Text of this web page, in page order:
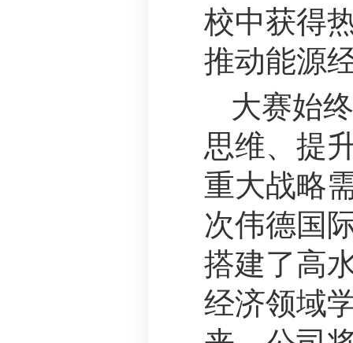
校中获得
推动能源
大赛始
思维、提
重大战略
次伟德国
搭建了高
经济领域